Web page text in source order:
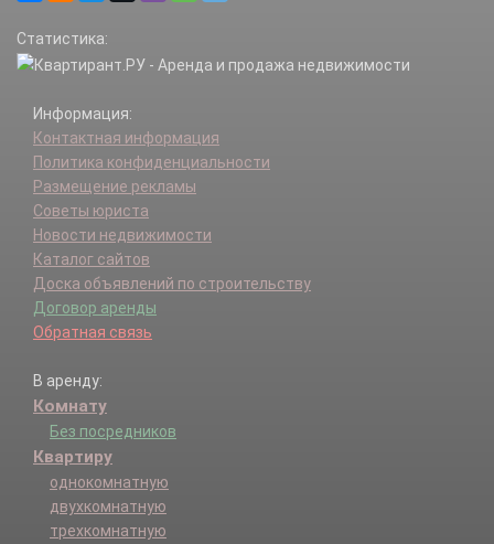
Статистика:
Информация:
Контактная информация
Политика конфиденциальности
Размещение рекламы
Советы юриста
Новости недвижимости
Каталог сайтов
Доска объявлений по строительству
Договор аренды
Обратная связь
В аренду:
Комнату
Без посредников
Квартиру
однокомнатную
двухкомнатную
трехкомнатную